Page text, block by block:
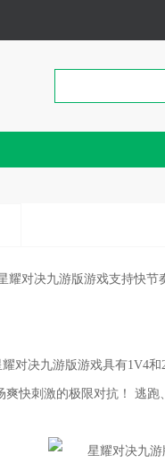
耀对决九游版游戏支持快
对决九游版游戏具有1V4
快刺激的极限对抗！ 逃